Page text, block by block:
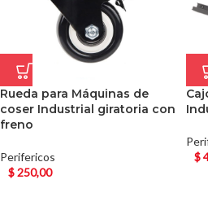
Rueda para Máquinas de
coser Industrial giratoria con
freno
Perifericos
$250,00
$